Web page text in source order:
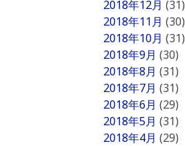
2018年12月 (31)
2018年11月 (30)
2018年10月 (31)
2018年9月 (30)
2018年8月 (31)
2018年7月 (31)
2018年6月 (29)
2018年5月 (31)
2018年4月 (29)